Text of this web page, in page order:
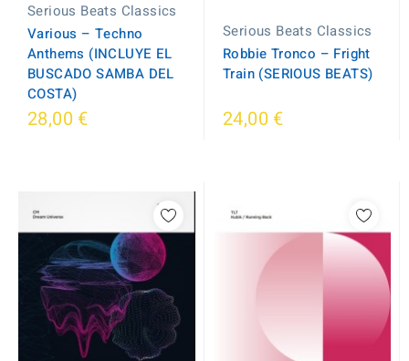
Serious Beats Classics
Various – Techno
Anthems (INCLUYE EL
BUSCADO SAMBA DEL
COSTA)
28,00 €
Serious Beats Classics
Robbie Tronco – Fright
Train (SERIOUS BEATS)
24,00 €